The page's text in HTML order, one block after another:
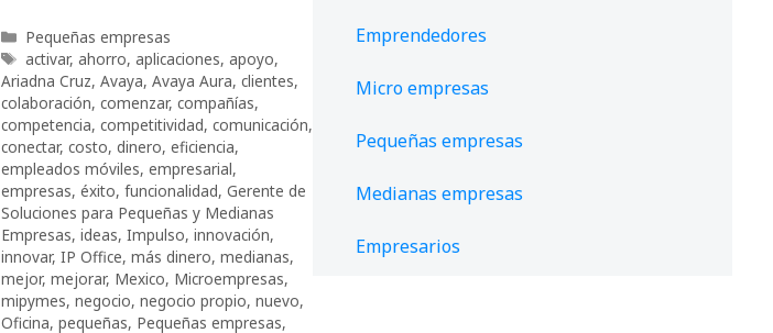
Categorías
Pequeñas empresas
Etiquetas
activar, ahorro, aplicaciones, apoyo,
Ariadna Cruz, Avaya, Avaya Aura, clientes,
colaboración, comenzar, compañías,
competencia, competitividad, comunicación,
conectar, costo, dinero, eficiencia,
empleados móviles, empresarial,
empresas, éxito, funcionalidad, Gerente de
Soluciones para Pequeñas y Medianas
Empresas, ideas, Impulso, innovación,
innovar, IP Office, más dinero, medianas,
mejor, mejorar, Mexico, Microempresas,
mipymes, negocio, negocio propio, nuevo,
Oficina, pequeñas, Pequeñas empresas,
Emprendedores
Micro empresas
Pequeñas empresas
Medianas empresas
Empresarios